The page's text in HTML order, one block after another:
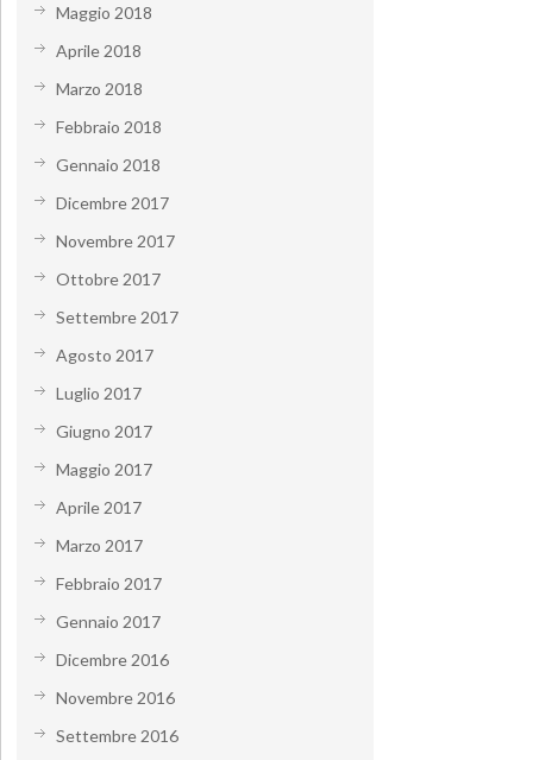
Maggio 2018
Aprile 2018
Marzo 2018
Febbraio 2018
Gennaio 2018
Dicembre 2017
Novembre 2017
Ottobre 2017
Settembre 2017
Agosto 2017
Luglio 2017
Giugno 2017
Maggio 2017
Aprile 2017
Marzo 2017
Febbraio 2017
Gennaio 2017
Dicembre 2016
Novembre 2016
Settembre 2016